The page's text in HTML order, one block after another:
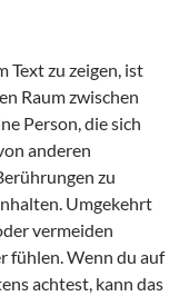
Text zu zeigen, ist
Raum zwischen
Person, die sich
anderen
zu
Umgekehrt
vermeiden
fühlen. Wenn du auf
achtest, kann das